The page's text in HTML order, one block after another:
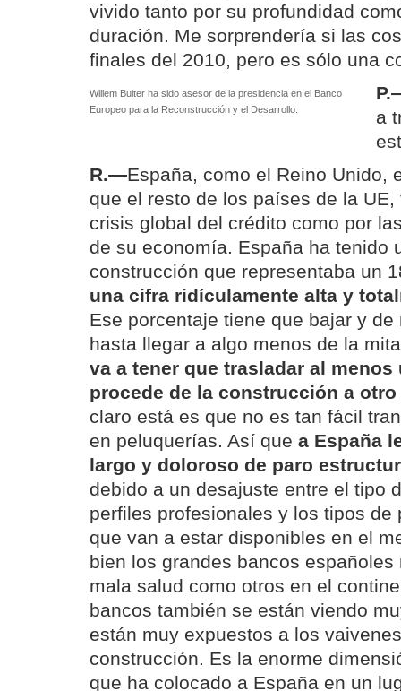
vivido tanto por su profundidad
duración. Me sorprendería si las
finales del 2010, pero es sólo una
Willem Buiter ha sido asesor de la presidencia en el Banco
Europeo para la Reconstrucción y el Desarrollo.
a
R.—España, como el Reino Unido,
que el resto de los países de la
crisis global del crédito como por
de su economía. España ha tenido
construcción que representaba un
una cifra ridículamente alta y
Ese porcentaje tiene que bajar y
hasta llegar a algo menos de la
va a tener que trasladar al menos
procede de la construcción a
claro está es que no es tan fácil
en peluquerías. Así que a España
largo y doloroso de paro
debido a un desajuste entre el tipo
perfiles profesionales y los tipos de
que van a estar disponibles en el
bien los grandes bancos
mala salud como otros en el
bancos también se están viendo
están muy expuestos a los
construcción. Es la enorme
que ha colocado a España en un